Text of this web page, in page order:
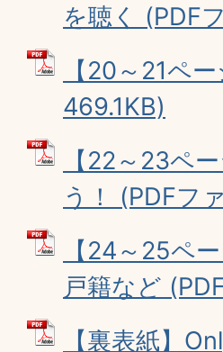
を聴く (PDF
【20～21ペ
469.1KB)
【22～23ペ
う！ (PDFフ
【24～25ペ
戸籍など
【裏表紙】